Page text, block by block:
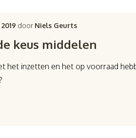
door Niels Geurts
keus middelen
het inzetten en het op voorraad